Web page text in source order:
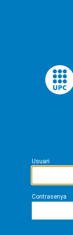
Usuari
Contrasenya